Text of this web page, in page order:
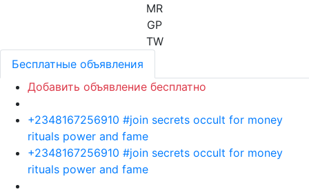
MR
GP
TW
Бесплатные объявления
Добавить объявление бесплатно
+2348167256910 #join secrets occult for money
rituals power and fame
+2348167256910 #join secrets occult for money
rituals power and fame